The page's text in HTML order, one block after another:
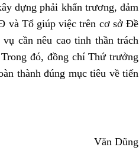
dựng phải khẩn trương, đảm
và Tổ giúp việc trên cơ sở Đề
cần nêu cao tinh thần trách
đó, đồng chí Thứ trưởng
thành đúng mục tiêu về tiến
Văn Dũng